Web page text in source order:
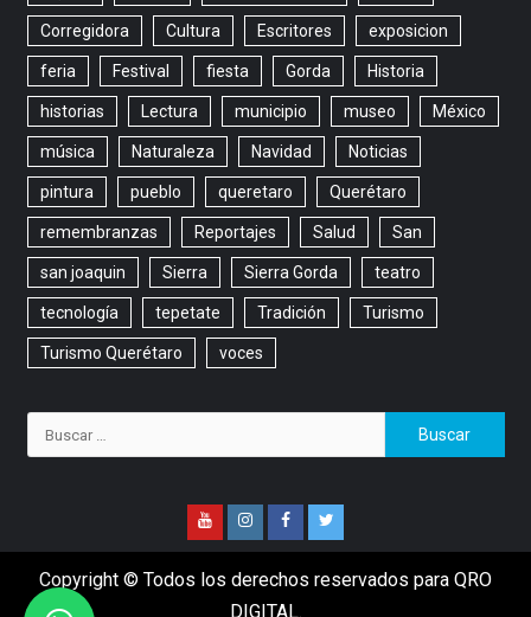
Corregidora Cultura Escritores exposicion
feria Festival fiesta Gorda Historia
historias Lectura municipio museo México
música Naturaleza Navidad Noticias
pintura pueblo queretaro Querétaro
remembranzas Reportajes Salud San
san joaquin Sierra Sierra Gorda teatro
tecnología tepetate Tradición Turismo
Turismo Querétaro voces
Copyright © Todos los derechos reservados para QRO
DIGITAL.